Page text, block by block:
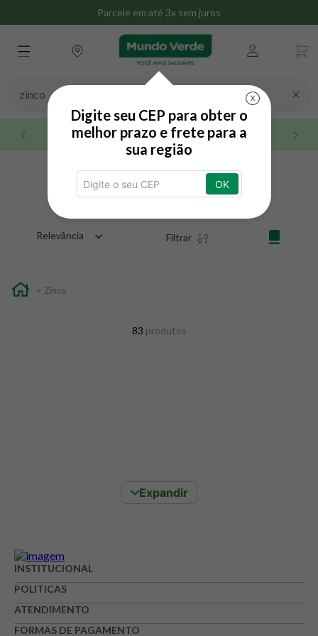
Parcele em até 3x sem juros
Digite seu CEP para obter o
melhor prazo e frete para a
sua região
X
OK
Busque aqui seu produto
Até 3x sem juros no cartão de crédito
zinco
Relevância Filtrar
Zinco
83 produtos
Expandir
INSTITUCIONAL
POLITICAS
ATENDIMENTO
FORMAS DE PAGAMENTO